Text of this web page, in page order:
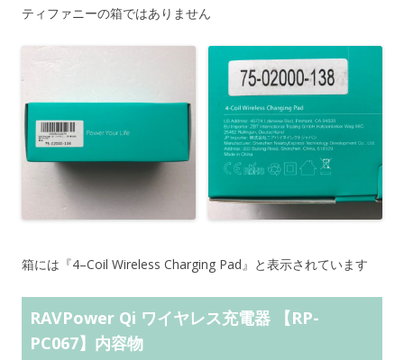
ティファニーの箱ではありません
箱には『4–Coil Wireless Charging Pad』と表示されています
RAVPower Qi ワイヤレス充電器 【RP-
PC067】内容物